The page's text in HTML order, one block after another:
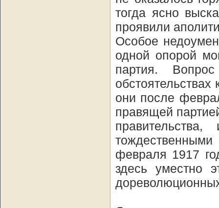
тогда ясно
проявили
Особое
одной опорой
партия.
они после
правящей
февраля 1917
здесь уместно